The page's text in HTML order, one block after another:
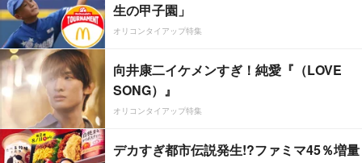
生の甲子園」
オリコンタイアップ特集
向井康二イケメンすぎ！純愛『（LOVE
SONG）』
オリコンタイアップ特集
デカすぎ都市伝説発生!?ファミマ45％増量